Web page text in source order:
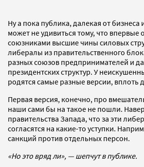
Ну а пока публика, далекая от бизнеса
может не удивиться тому, что впервые
союзниками высшие чины силовых
либералы из правительственного
разных союзов предпринимателей и
президентских структур. У
родятся самые разные версии, вплоть
Первая версия, конечно, про
наши сами бы на такое не пошли.
правительства Запада, что за эти
согласятся на какие-то уступки.
санкций против отдельных персон.
«Но это вряд ли», — шепчут в публике.